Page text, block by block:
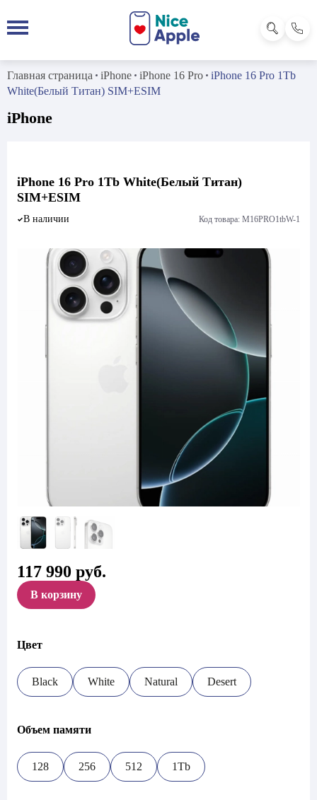
Главная страница iPhone iPhone 16 Pro
iPhone 16 Pro 1Tb
White(Белый Титан) SIM+ESIM
iPhone
iPhone 16 Pro 1Tb White(Белый Титан)
SIM+ESIM
В наличии Код товара: M16PRO1tbW-1
117 990 руб.
В корзину
Цвет
Black White Natural Desert
Объем памяти
128 256 512 1Tb